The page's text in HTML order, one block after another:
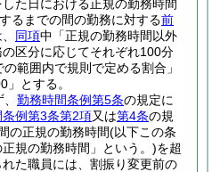
た日における正規の勤務時間
るまでの間の勤務に対する前
同項中「正規の勤務時間以外
区分に応じてそれぞれ100分
範囲内で規則で定める割合」
とする。
勤務時間条例第5条の規定に
例第3条第2項又は第4条の規
の正規の勤務時間(以下この条
規の勤務時間」という。)を超
た職員には、割振り変更前の